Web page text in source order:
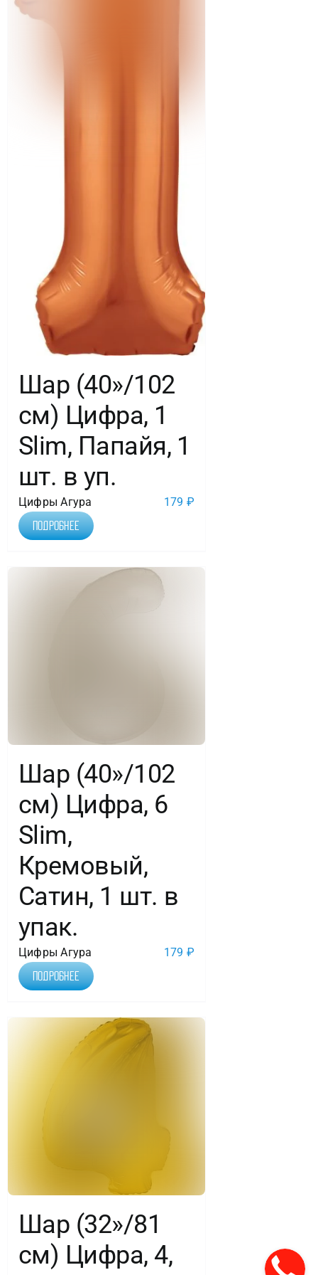
Шар (40»/102
см) Цифра, 1
Slim, Папайя, 1
шт. в уп.
Цифры Агура 179 ₽
Подробнее
Шар (40»/102
см) Цифра, 6
Slim,
Кремовый,
Сатин, 1 шт. в
упак.
Цифры Агура 179 ₽
Подробнее
Шар (32»/81
см) Цифра, 4,